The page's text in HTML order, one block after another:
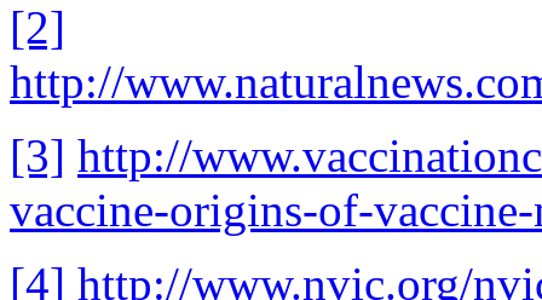
[2]
http://
[3] http://
vaccine-origins-of-vaccine-
[4] http://www.nvic.org/